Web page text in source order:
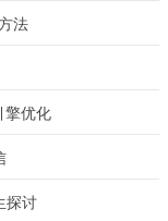
法
擎优化
探讨